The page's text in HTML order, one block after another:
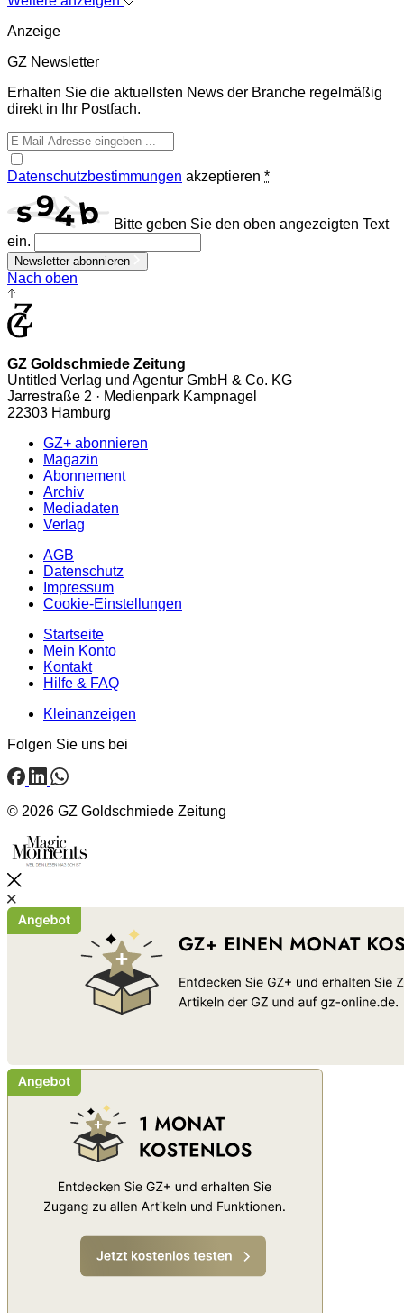
Anzeige
GZ Newsletter
Erhalten Sie die aktuellsten News der Branche regelmäßig
direkt in Ihr Postfach.
Datenschutzbestimmungen akzeptieren *
Bitte geben Sie den oben angezeigten Text
ein.
Newsletter abonnieren
Nach oben
GZ Goldschmiede Zeitung
Untitled Verlag und Agentur GmbH & Co. KG
Jarrestraße 2 · Medienpark Kampnagel
22303 Hamburg
GZ+ abonnieren
Magazin
Abonnement
Archiv
Mediadaten
Verlag
AGB
Datenschutz
Impressum
Cookie-Einstellungen
Startseite
Mein Konto
Kontakt
Hilfe & FAQ
Kleinanzeigen
Folgen Sie uns bei
© 2026 GZ Goldschmiede Zeitung
Schließen